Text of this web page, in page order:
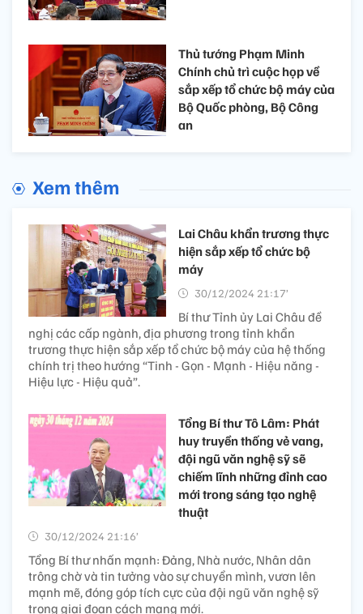
Thủ tướng Phạm Minh
Chính chủ trì cuộc họp về
sắp xếp tổ chức bộ máy của
Bộ Quốc phòng, Bộ Công
an
Xem thêm
Lai Châu khẩn trương thực
hiện sắp xếp tổ chức bộ
máy
30/12/2024 21:17’
Bí thư Tỉnh ủy Lai Châu đề
nghị các cấp ngành, địa phương trong tỉnh khẩn
trương thực hiện sắp xếp tổ chức bộ máy của hệ thống
chính trị theo hướng “Tinh - Gọn - Mạnh - Hiệu năng -
Hiệu lực - Hiệu quả”.
Tổng Bí thư Tô Lâm: Phát
huy truyền thống vẻ vang,
đội ngũ văn nghệ sỹ sẽ
chiếm lĩnh những đỉnh cao
mới trong sáng tạo nghệ
thuật
30/12/2024 21:16’
Tổng Bí thư nhấn mạnh: Đảng, Nhà nước, Nhân dân
trông chờ và tin tưởng vào sự chuyển mình, vươn lên
mạnh mẽ, đóng góp tích cực của đội ngũ văn nghệ sỹ
trong giai đoạn cách mạng mới.